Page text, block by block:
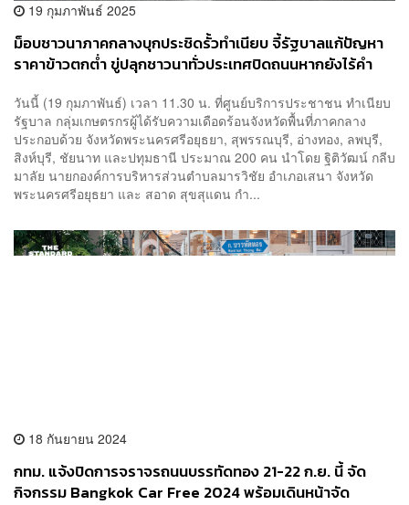
19 กุมภาพันธ์ 2025
ม็อบชาวนาภาคกลางบุกประชิดรั้วทำเนียบ จี้รัฐบาลแก้ปัญหา
ราคาข้าวตกต่ำ ขู่ปลุกชาวนาทั่วประเทศปิดถนนหากยังไร้คำ
วันนี้ (19 กุมภาพันธ์) เวลา 11.30 น. ที่ศูนย์บริการประชาชน ทำเนียบ
รัฐบาล กลุ่มเกษตรกรผู้ได้รับความเดือดร้อนจังหวัดพื้นที่ภาคกลาง
ประกอบด้วย จังหวัดพระนครศรีอยุธยา, สุพรรณบุรี, อ่างทอง, ลพบุรี,
สิงห์บุรี, ชัยนาท และปทุมธานี ประมาณ 200 คน นำโดย ฐิติวัฒน์ กลีบ
มาลัย นายกองค์การบริหารส่วนตำบลมารวิชัย อำเภอเสนา จังหวัด
พระนครศรีอยุธยา และ สอาด สุขสุแดน กำ...
18 กันยายน 2024
กทม. แจ้งปิดการจราจรถนนบรรทัดทอง 21-22 ก.ย. นี้ จัด
กิจกรรม Bangkok Car Free 2024 พร้อมเดินหน้าจัด